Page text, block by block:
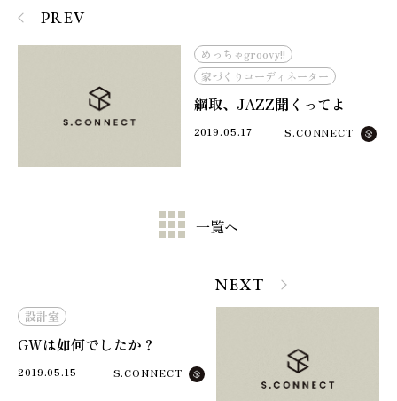
PREV
めっちゃgroovy!!
家づくりコーディネーター
綱取、JAZZ聞くってよ
2019.05.17 S.CONNECT
一覧へ
NEXT
設計室
GWは如何でしたか？
2019.05.15 S.CONNECT